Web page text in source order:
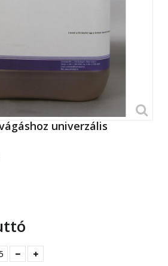
univerzális